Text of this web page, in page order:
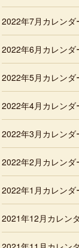
2022年7月カレンダ
2022年6月カレンダ
2022年5月カレンダ
2022年4月カレンダ
2022年3月カレンダ
2022年2月カレンダ
2022年1月カレンダ
2021年12月カレン